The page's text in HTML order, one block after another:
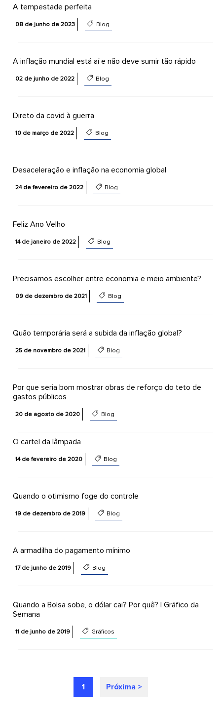
A tempestade perfeita
08 de junho de 2023 Blog
A inflação mundial está aí e não deve sumir tão rápido
02 de junho de 2022 Blog
Direto da covid à guerra
10 de março de 2022 Blog
Desaceleração e inflação na economia global
24 de fevereiro de 2022 Blog
Feliz Ano Velho
14 de janeiro de 2022 Blog
Precisamos escolher entre economia e meio ambiente?
09 de dezembro de 2021 Blog
Quão temporária será a subida da inflação global?
25 de novembro de 2021 Blog
Por que seria bom mostrar obras de reforço do teto de
gastos públicos
20 de agosto de 2020 Blog
O cartel da lâmpada
14 de fevereiro de 2020 Blog
Quando o otimismo foge do controle
19 de dezembro de 2019 Blog
A armadilha do pagamento mínimo
17 de junho de 2019 Blog
Quando a Bolsa sobe, o dólar cai? Por quê? | Gráfico da
Semana
11 de junho de 2019 Gráficos
1 Próxima >